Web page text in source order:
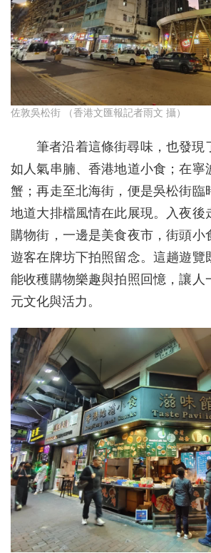
佐敦吳松街 （香港文匯報記者雨文 攝）
筆者沿着這條街尋味，也發現
如人氣串腩、香港地道小食；在寧
蟹；再走至北海街，便是吳松街臨
地道大排檔風情在此展現。入夜後
購物街，一邊是美食夜市，街頭小
遊客在牌坊下拍照留念。這趟遊覽
能收穫購物樂趣與拍照回憶，讓人
元文化與活力。